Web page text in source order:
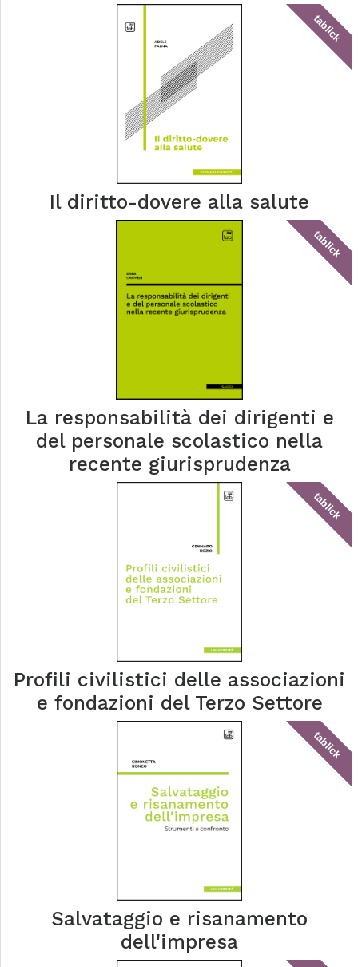
tablick
Il diritto-dovere alla salute
tablick
La responsabilità dei dirigenti e
del personale scolastico nella
recente giurisprudenza
tablick
Profili civilistici delle associazioni
e fondazioni del Terzo Settore
tablick
Salvataggio e risanamento
dell'impresa